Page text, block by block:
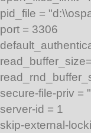
pid_file =
port = 3306
secure-file-priv =
server-id = 1
skip-external-